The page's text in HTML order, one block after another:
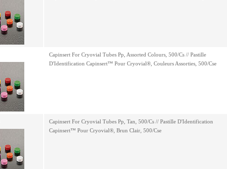
Capinsert For Cryovial Tubes Pp, Assorted Colours, 500/Cs // Pastille
D'Identification Capinsert™ Pour Cryovial®, Couleurs Assorties, 500/Cse
Capinsert For Cryovial Tubes Pp, Tan, 500/Cs // Pastille D'Identification
Capinsert™ Pour Cryovial®, Brun Clair, 500/Cse